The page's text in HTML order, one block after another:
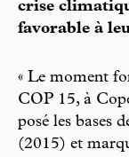
crise
favorable à
« Le moment
COP 15, à
posé les bases
(2015) et